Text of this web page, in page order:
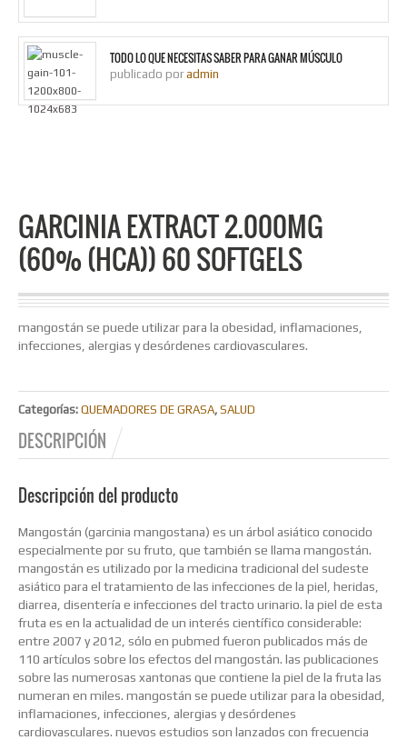
GARCINIA EXTRACT 2.000MG
(60% (HCA)) 60 SOFTGELS
mangostán se puede utilizar para la obesidad, inflamaciones,
infecciones, alergias y desórdenes cardiovasculares.
Categorías: QUEMADORES DE GRASA, SALUD
DESCRIPCIÓN
Descripción del producto
Mangostán (garcinia mangostana) es un árbol asiático conocido
especialmente por su fruto, que también se llama mangostán.
mangostán es utilizado por la medicina tradicional del sudeste
asiático para el tratamiento de las infecciones de la piel, heridas,
diarrea, disentería e infecciones del tracto urinario. la piel de esta
fruta es en la actualidad de un interés científico considerable:
entre 2007 y 2012, sólo en pubmed fueron publicados más de
110 artículos sobre los efectos del mangostán. las publicaciones
sobre las numerosas xantonas que contiene la piel de la fruta las
numeran en miles. mangostán se puede utilizar para la obesidad,
inflamaciones, infecciones, alergias y desórdenes
cardiovasculares. nuevos estudios son lanzados con frecuencia
TODO LO QUE NECESITAS SABER PARA GANAR MÚSCULO
publicado por admin